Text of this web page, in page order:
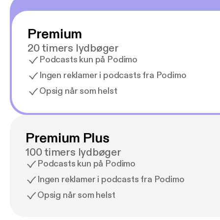
Premium
20 timers lydbøger
Podcasts kun på Podimo
Ingen reklamer i podcasts fra Podimo
Opsig når som helst
Premium Plus
100 timers lydbøger
Podcasts kun på Podimo
Ingen reklamer i podcasts fra Podimo
Opsig når som helst